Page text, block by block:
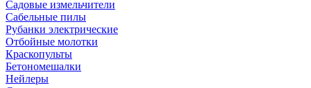
Садовые измельчители
Сабельные пилы
Рубанки электрические
Отбойные молотки
Краскопульты
Бетономешалки
Нейлеры